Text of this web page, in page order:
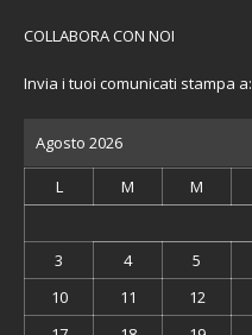
COLLABORA CON NOI
Invia i tuoi comunicati stampa a:
Agosto 2026
L M M
3
4 5
10
11 12